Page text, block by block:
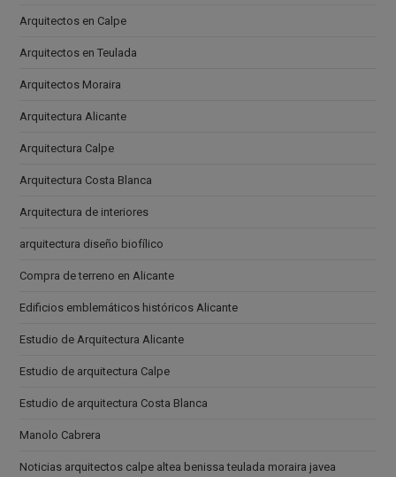
Arquitectos en Calpe
Arquitectos en Teulada
Arquitectos Moraira
Arquitectura Alicante
Arquitectura Calpe
Arquitectura Costa Blanca
Arquitectura de interiores
arquitectura diseño biofílico
Compra de terreno en Alicante
Edificios emblemáticos históricos Alicante
Estudio de Arquitectura Alicante
Estudio de arquitectura Calpe
Estudio de arquitectura Costa Blanca
Manolo Cabrera
Noticias arquitectos calpe altea benissa teulada moraira javea